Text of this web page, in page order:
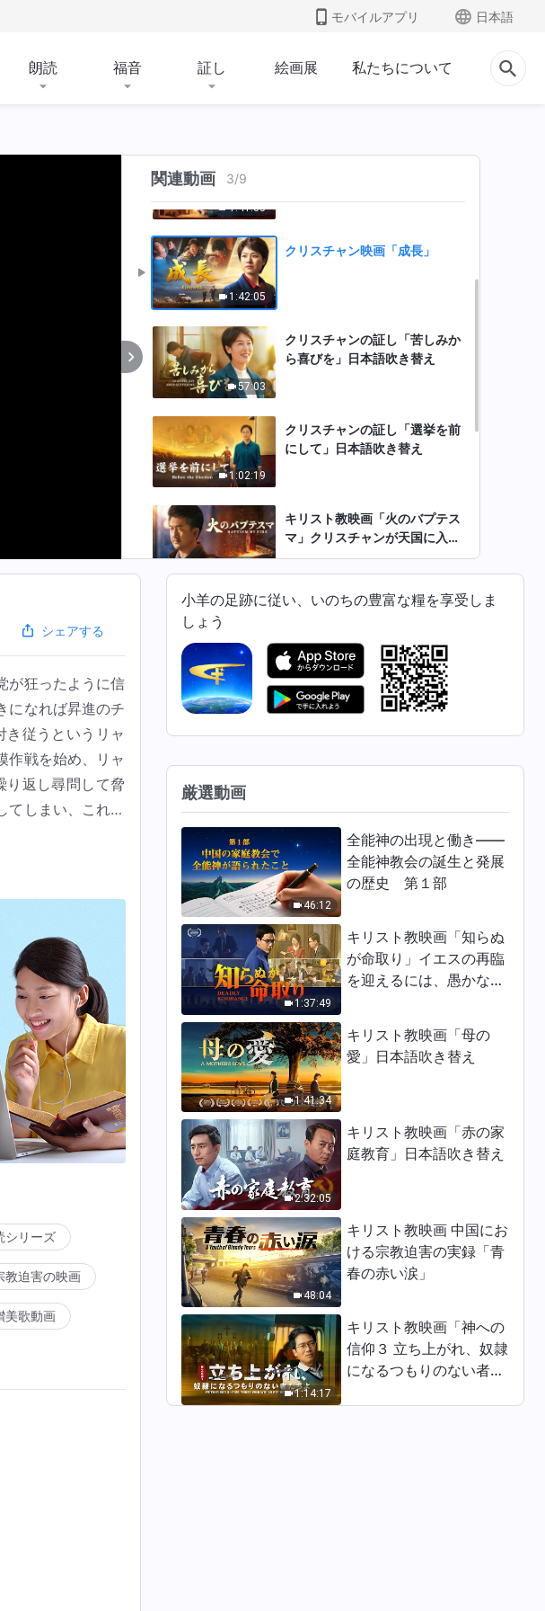
モバイルアプリ 日本語
朗読 福音 証し 絵画展 私たちについて
関連動画 3/9
クリスチャン映画「遅れてしま
1:41:35
クリスチャン映画「家の内と
1:42:05
クリスチャン映画「成長」
57:03
クリスチャンの証し「苦しみか
ら喜びを」日本語吹き替え
1:02:19
クリスチャンの証し「選挙を前
にして」日本語吹き替え
キリスト教映画「火のバプテス
マ」クリスチャンが天国に入る
唯一の道 日本語吹き替え
1:49:52
クリスチャン映画「天国の民」
クリスチャン映画「私は善
人！」正直な人のみ天の国へ入
れます 完全な映画 日本語吹き
1:38:28
シェアする
が狂ったように信
になれば昇進のチ
き従うというリャ
作戦を始め、リャ
り返し尋問して脅
てしまい、これを
えを見つけてく
シリーズ
教迫害の映画
美歌動画
小羊の足跡に従い、いのちの豊富な糧を享受しま
しょう
厳選動画
46:12
全能神の出現と働き——
全能神教会の誕生と発展
の歴史 第１部
1:37:49
キリスト教映画「知らぬ
が命取り」イエスの再臨
を迎えるには、愚かな乙
1:41:34
キリスト教映画「母の
愛」日本語吹き替え
2:32:05
キリスト教映画「赤の家
庭教育」日本語吹き替え
48:04
キリスト教映画 中国にお
ける宗教迫害の実録「青
春の赤い涙」
1:14:17
キリスト教映画「神への
信仰３ 立ち上がれ、奴隷
になるつもりのない者た